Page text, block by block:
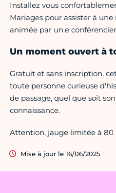
Installez vous
Mariages pour assister à
animée par un.e
Un moment ouvert à
Gratuit et sans inscription,
toute personne curieuse
de passage, quel que soit
connaissance.
Attention, jauge limitée à
Mise à jour le 16/06/2025